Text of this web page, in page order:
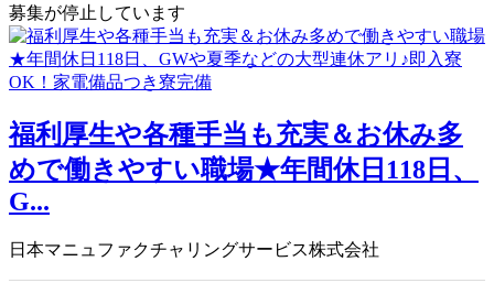
募集が停止しています
福利厚生や各種手当も充実＆お休み多
めで働きやすい職場★年間休日118日、
G...
日本マニュファクチャリングサービス株式会社